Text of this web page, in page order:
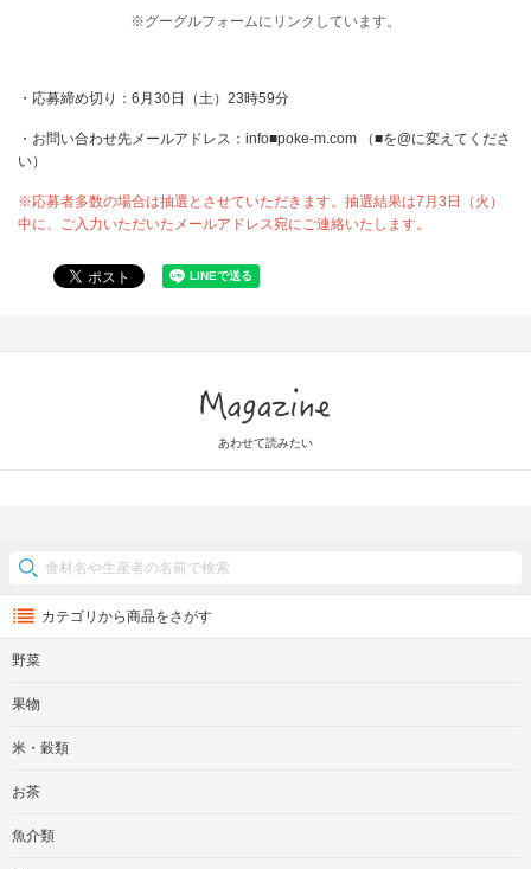
※グーグルフォームにリンクしています。
・応募締め切り：6月30日（土）23時59分
・お問い合わせ先メールアドレス：info■poke-m.com （■を@に変えてくださ
い）
※応募者多数の場合は抽選とさせていただきます。抽選結果は7月3日（火）
中に、ご入力いただいたメールアドレス宛にご連絡いたします。
あわせて読みたい
カテゴリから商品をさがす
野菜
果物
米・穀類
お茶
魚介類